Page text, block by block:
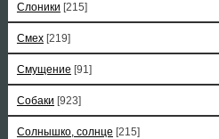
Слоники [215]
Смех [219]
Смущение [91]
Собаки [923]
Солнышко, солнце [215]